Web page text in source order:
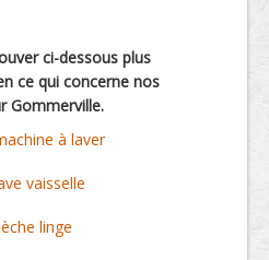
ci-dessous plus
ce qui concerne nos
Gommerville.
à laver
vaisselle
linge